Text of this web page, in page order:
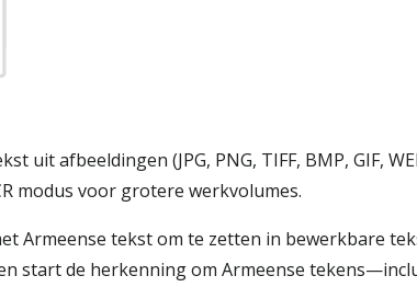
uit afbeeldingen (JPG, PNG, TIFF, BMP, GIF,
modus voor grotere werkvolumes.
Armeense tekst om te zetten in bewerkbare
start de herkenning om Armeense